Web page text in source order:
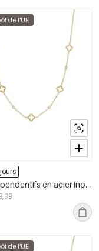
de l'UE
Colliers pendentifs en acier inoxydable Clover, collection Daily Simple, bijoux pour femmes
de l'UE